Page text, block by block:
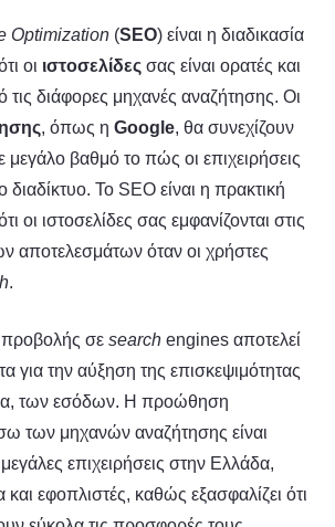
Optimization (SEO) είναι η διαδικασία
οι ιστοσελίδες σας είναι ορατές και
διάφορες μηχανές αναζήτησης. Oι
, όπως η Google, θα συνεχίζουν
μεγάλο βαθμό το πώς οι επιχειρήσεις
Το SEO είναι η πρακτική
οι ιστοσελίδες σας εμφανίζονται στις
αποτελεσμάτων όταν οι χρήστες
.
προβολής σε search engines αποτελεί
για την αύξηση της επισκεψιμότητας
των εσόδων. Η προώθηση
των μηχανών αναζήτησης είναι
επιχειρήσεις στην Ελλάδα,
εφοπλιστές, καθώς εξασφαλίζει ότι